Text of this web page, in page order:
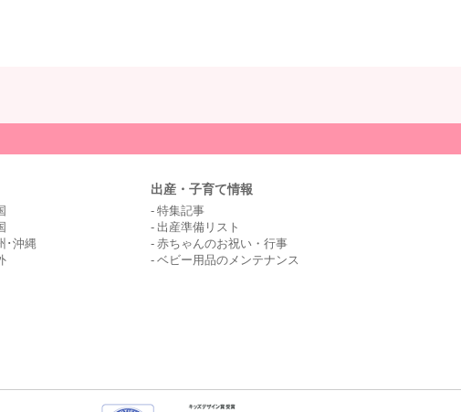
･沖縄
出産・子育て情報
特集記事
出産準備リスト
赤ちゃんのお祝い・行事
ベビー用品のメンテナンス